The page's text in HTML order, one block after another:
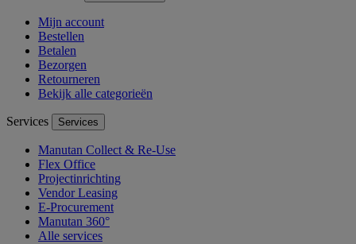
Mijn account
Bestellen
Betalen
Bezorgen
Retourneren
Bekijk alle categorieën
Services Services
Manutan Collect & Re-Use
Flex Office
Projectinrichting
Vendor Leasing
E-Procurement
Manutan 360°
Alle services